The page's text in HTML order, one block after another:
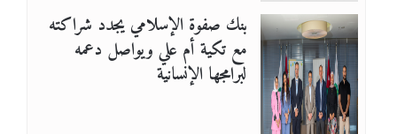
بنك صفوة الإسلامي يجدد شراكته
مع تكية أم علي ويواصل دعمه
لبرامجها الإنسانية